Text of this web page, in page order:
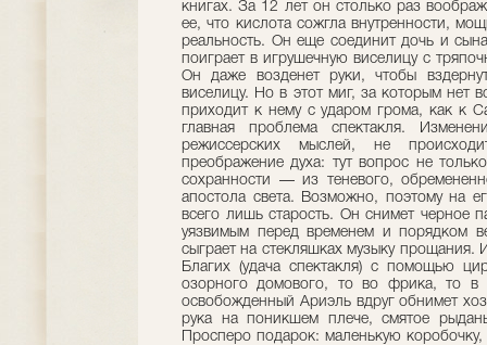
книгах. За 12 лет он столько раз
ее, что кислота сожгла внутренности,
реальность. Он еще соединит дочь и
поиграет в игрушечную виселицу с
Он даже возденет руки, чтобы
виселицу. Но в этот миг, за которым нет
приходит к нему с ударом грома, как к
главная проблема спектакля.
режиссерских мыслей, не
преображение духа: тут вопрос не
сохранности — из теневого,
апостола света. Возможно, поэтому на
всего лишь старость. Он снимет черное
уязвимым перед временем и порядком
сыграет на стекляшках музыку прощания.
Благих (удача спектакля) с помощью
озорного домового, то во фрика, то в
освобожденный Ариэль вдруг обнимет
рука на поникшем плече, смятое
Просперо подарок: маленькую